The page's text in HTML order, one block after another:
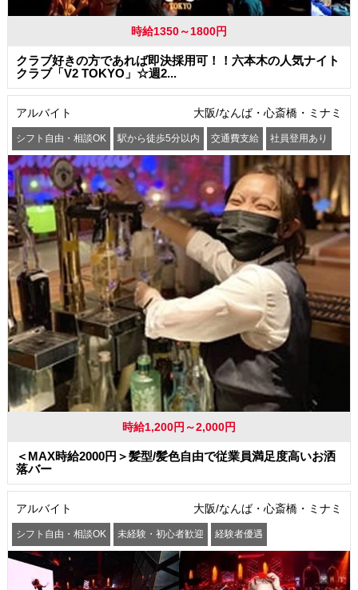
時給1350～1800円
クラブ好きの方であれば即決採用可！！六本木の人気ナイト
クラブ「V2 TOKYO」☆週2...
アルバイト 大阪/なんば・心斎橋・ミナミ
シフト自由・相談OK 駅から徒歩5分以内 交通費支給 社員登用あり
時給1,200円～2,000円
＜MAX時給2000円＞髪型/髪色自由で従業員満足度高いお洒
落バー
アルバイト 大阪/なんば・心斎橋・ミナミ
シフト自由・相談OK 未経験・初心者歓迎 経験者優遇
駅から徒歩5分以内 交通費支給 社員登用あり